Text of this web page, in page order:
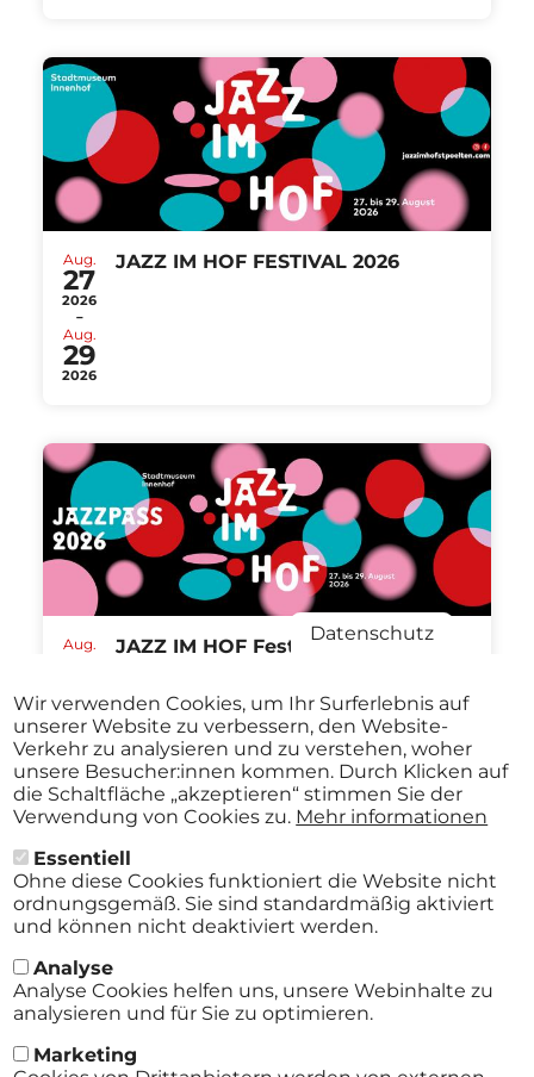
Aug.
27
2026
-
Aug.
29
2026
JAZZ IM HOF FESTIVAL 2026
Aug.
-
Aug.
29
2026
JAZZ IM HOF Festival St.Pölten
ab€ 40,00
Datenschutz
Wir verwenden Cookies, um Ihr Surferlebnis auf
unserer Website zu verbessern, den Website-
Verkehr zu analysieren und zu verstehen, woher
unsere Besucher:innen kommen. Durch Klicken auf
die Schaltfläche „akzeptieren“ stimmen Sie der
Verwendung von Cookies zu. Mehr informationen
Essentiell
Ohne diese Cookies funktioniert die Website nicht
ordnungsgemäß. Sie sind standardmäßig aktiviert
und können nicht deaktiviert werden.
Analyse
Analyse Cookies helfen uns, unsere Webinhalte zu
analysieren und für Sie zu optimieren.
Marketing